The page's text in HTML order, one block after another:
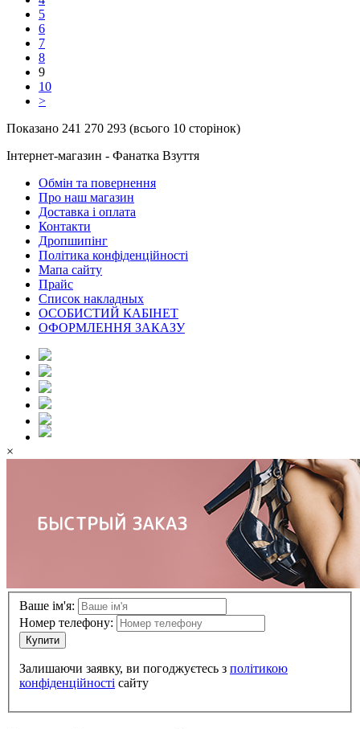
5
6
7
8
9
10
>
Показано 241 270 293 (всього 10 сторінок)
Інтернет-магазин - Фанатка Взуття
Обмін та повернення
Про наш магазин
Доставка і оплата
Контакти
Дропшипінг
Політика конфіденційності
Мапа сайту
Прайс
Список накладных
ОСОБИСТИЙ КАБІНЕТ
ОФОРМЛЕННЯ ЗАКАЗУ
×
Ваше ім'я:
Номер телефону:
Купити
Залишаючи заявку, ви погоджуєтесь з політикою
конфіденційності сайту